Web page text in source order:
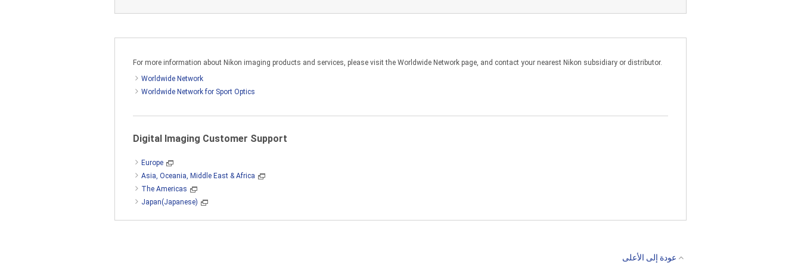
لا يجوز لك استخدام البرنامج مع أنظمة أو شبكات أو خوادم متعددة أو محاكاته على كمبيوتر مركزي أو كمبيوتر مصغر، مع العلم أنه يمكنك استخدام البرنامج
على كمبيوتر فردي متصل بشبكة أو خادم طالما أن البرنامج يتعذر الوصول إليه من أجهزة كمبيوتر أخرى عبر تلك الشبكة أو الخادم.
البرنامج محميّ بقانون حقوق النسخ الياباني والقوانين والاتفاقيات الدولية المتعلقة بحقوق النسخ. يجب أن تنسخ على كل نسخة إشعار حقوق النسخ الخاص
عبر شبكة. يحتوي البرنامج على أسرار تجارية، ومن أجل حمايتها، لا يجوز لك تفكيك البرنامج أو هندسته عكسيًا أو تخفيضه إلى شكل يدركه الإنسان، إلا حسبما
يسمح به القانون. لا يجوز لك تغيير أو إزالة حقوق النسخ أو العلامة التجارية أو غيرها من إشعارات الحماية الواردة في البرنامج. لا يجوز لك إسناد أو التصرف في
For more information about Nikon imaging products and services, please visit the Worldwide Network page, and contact your nearest Nikon subsidiary or distributor.
Worldwide Network
Worldwide Network for Sport Optics
Digital Imaging Customer Support
Europe
Asia, Oceania, Middle East & Africa
The Americas
Japan(Japanese)
عودة إلى الأعلى